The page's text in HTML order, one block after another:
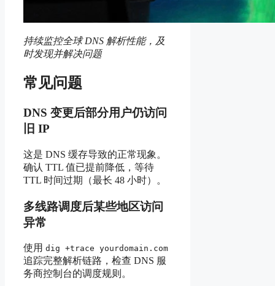
持续监控全球 DNS 解析性能，及
时发现并解决问题
常见问题
DNS 变更后部分用户仍访问
旧 IP
这是 DNS 缓存导致的正常现象。
确认 TTL 值已提前降低，等待
TTL 时间过期（最长 48 小时）。
多线路调度后某些地区访问
异常
使用 dig +trace yourdomain.com
追踪完整解析链路，检查 DNS 服
务商控制台的调度规则。